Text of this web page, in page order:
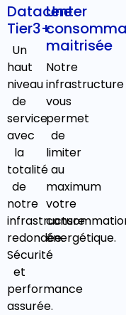
Datacenter
Tier3+
Un
haut
niveau
de
service
avec
la
totalité
de
notre
infrastructure
redondée.
Sécurité
et
performance
assurée.
Une
maitrisée
Notre
infrastructure
vous
permet
de
limiter
au
maximum
votre
énergétique.